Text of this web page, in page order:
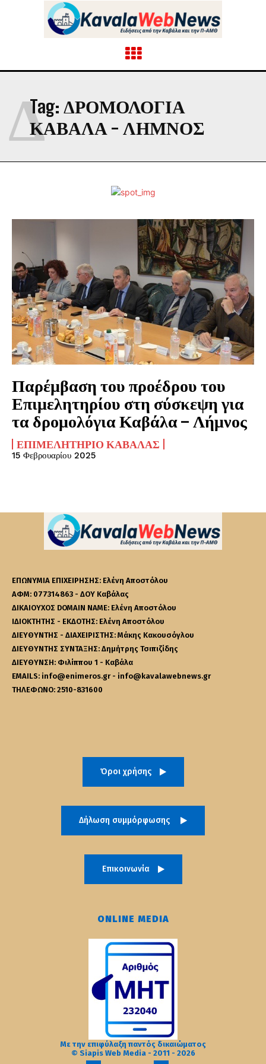
Tag: ΔΡΟΜΟΛΌΓΙΑ
ΚΑΒΆΛΑ - ΛΉΜΝΟΣ
Δ
Παρέμβαση του προέδρου του
Επιμελητηρίου στη σύσκεψη για
τα δρομολόγια Καβάλα – Λήμνος
ΕΠΙΜΕΛΗΤΉΡΙΟ ΚΑΒΆΛΑΣ
15 Φεβρουαρίου 2025
ΕΠΩΝΥΜΙΑ ΕΠΙΧΕΙΡΗΣΗΣ: Ελένη Αποστόλου
ΑΦΜ: 077314863 - ΔΟΥ Καβάλας
ΔΙΚΑΙΟΥΧΟΣ DOMAIN NAME: Ελένη Αποστόλου
ΙΔΙΟΚΤΗΤΗΣ - ΕΚΔΟΤΗΣ: Ελένη Αποστόλου
ΔΙΕΥΘΥΝΤΗΣ - ΔΙΑΧΕΙΡΙΣΤΗΣ: Μάκης Κακουσόγλου
ΔΙΕΥΘΥΝΤΗΣ ΣΥΝΤΑΞΗΣ: Δημήτρης Τσιπιζίδης
ΔΙΕΥΘΥΝΣΗ: Φιλίππου 1 - Καβάλα
EMAILS: info@enimeros.gr - info@kavalawebnews.gr
ΤΗΛΕΦΩΝΟ: 2510-831600
Όροι χρήσης
Δήλωση συμμόρφωσης
Επικοινωνία
ONLINE MEDIA
Με την επιφύλαξη παντός δικαιώματος
© Siapis Web Media - 2011 - 2026